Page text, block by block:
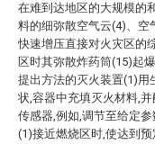
在难到达地区的大规模的
料的细弥散空气云(4)、空
快速增压直接对火灾区的
区时其弥散炸药筒(15)起
提出方法的灭火装置(1)用
状,容器中充填灭火材料,
传感器,例如,调节至给定
(1)接近燃烧区时,使达到